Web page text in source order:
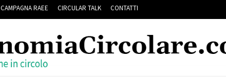
CAMPAGNA RAEE CIRCULAR TALK CONTATTI